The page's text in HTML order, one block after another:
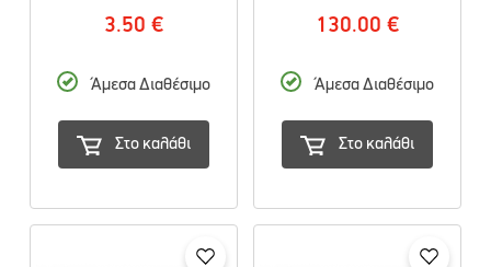
3.50 €
Άμεσα Διαθέσιμο
Στο καλάθι
130.00 €
Άμεσα Διαθέσιμο
Στο καλάθι